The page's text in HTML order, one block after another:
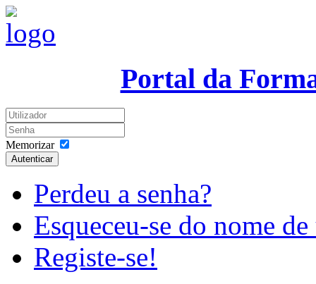
Portal da
Memorizar
Autenticar
Perdeu a senha?
Esqueceu-se do nome
Registe-se!